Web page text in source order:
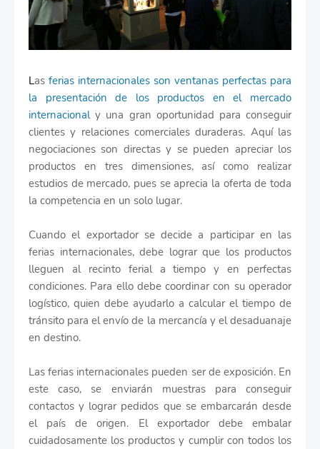
Las ferias internacionales son ventanas perfectas para
la presentación de los productos en el mercado
internacionaly una gran oportunidad para conseguir
clientes y relaciones comerciales duraderas. Aquí las
negociaciones son directas y se pueden apreciar los
productos en tres dimensiones, así como realizar
estudios de mercado, pues se aprecia la oferta de toda
la competencia en un solo lugar.
Cuando el exportador se decide a participar en las
ferias internacionales, debe lograr que los productos
lleguen al recinto ferial a tiempo y en perfectas
condiciones. Para ello debe coordinar con su operador
logístico, quien debe ayudarlo a calcular el tiempo de
tránsito para el envío de la mercancía y el desaduanaje
en destino.
Las ferias internacionales pueden ser de exposición. En
este caso, se enviarán muestras para conseguir
contactos y lograr pedidos que se embarcarán desde
el país de origen. El exportador debe embalar
cuidadosamente los productos y cumplir con todos los